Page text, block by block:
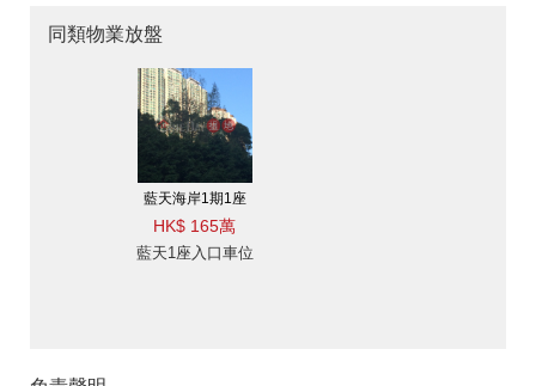
同類物業放盤
藍天海岸1期1座
HK$ 165萬
藍天1座入口車位